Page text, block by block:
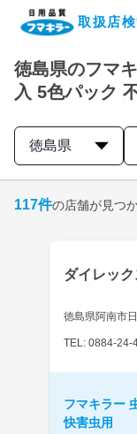
取扱店
企業・IR情
製品情報サ
取扱店検索
徳島県のフマ
入 5色パック
徳島県
117件の店舗が見つ
ダイレッ
徳島県阿南市
TEL: 0884-24-
フマキラー
快害虫用